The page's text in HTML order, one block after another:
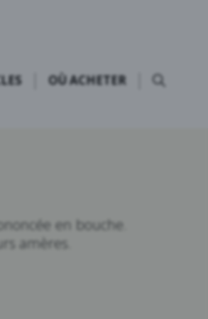
OÙ ACHETER
en bouche.
amères.